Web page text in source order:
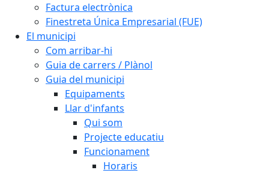
Factura electrònica
Finestreta Única Empresarial (FUE)
El municipi
Com arribar-hi
Guia de carrers / Plànol
Guia del municipi
Equipaments
Llar d'infants
Qui som
Projecte educatiu
Funcionament
Horaris